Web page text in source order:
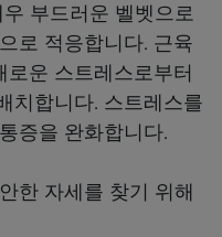
부드러운 벨벳으로
로 적응합니다. 근육
로운 스트레스로부터
치합니다. 스트레스를
증을 완화합니다.
한 자세를 찾기 위해